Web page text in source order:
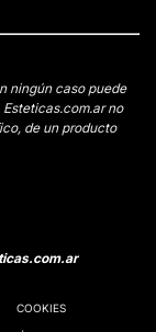
ningún caso puede
no
de un producto
COOKIES